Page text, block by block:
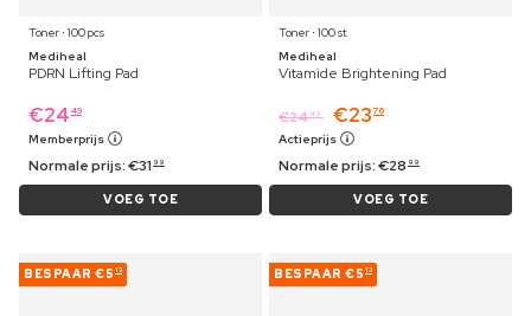
Toner ⋅ 100 pcs
Mediheal
PDRN Lifting Pad
€24 49
Memberprijs
Normale prijs:€31 99
VOEG TOE
Toner ⋅ 100 st
Mediheal
Vitamide Brightening Pad
€24 49 €23 76
Actieprijs
Normale prijs:€28 99
VOEG TOE
BESPAAR €5 13 BESPAAR €5 13